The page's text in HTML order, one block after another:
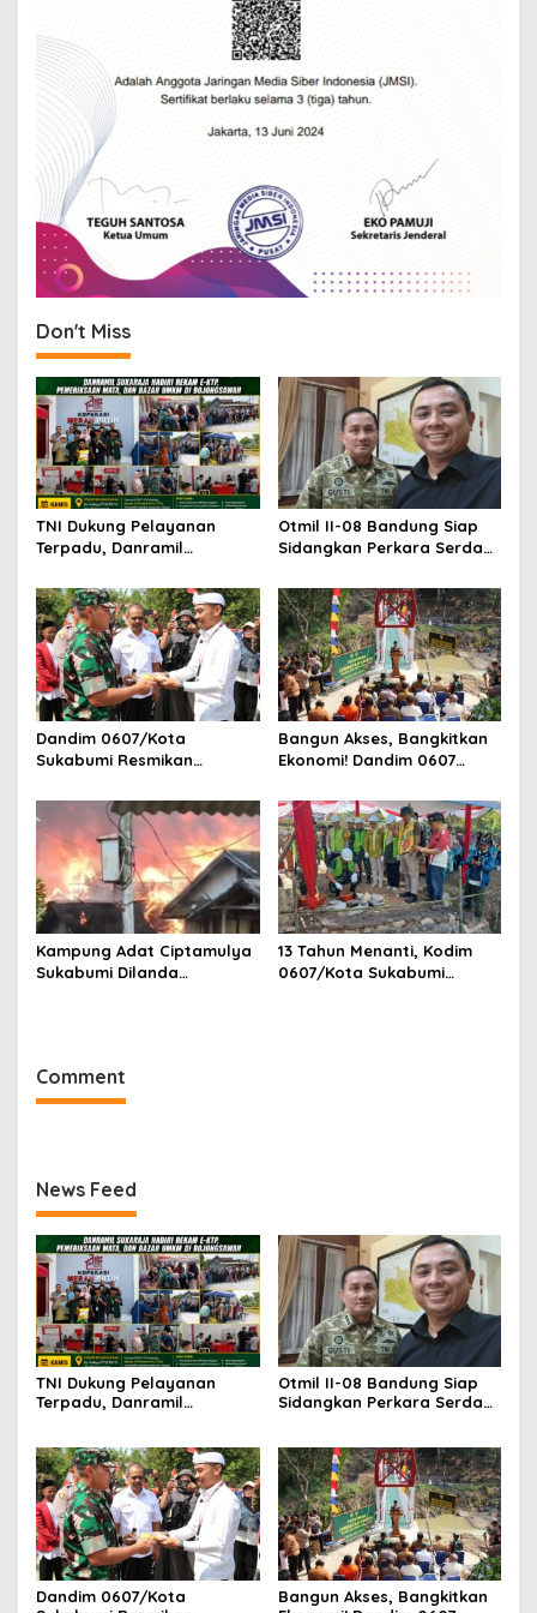
Don't Miss
TNI Dukung Pelayanan
Terpadu, Danramil
KTP, Pemeriksaan Mata,
dan Bazar UMKM
Otmil II-08 Bandung Siap
Sidangkan Perkara Serda
Korem Sunan Gunung Jati
Cirebon
Dandim 0607/Kota
Sukabumi Resmikan
Sukaresmi
Bangun Akses, Bangkitkan
Ekonomi! Dandim 0607
Garuda Cipanas Tahap V
Kampung Adat Ciptamulya
Sukabumi Dilanda
13 Tahun Menanti, Kodim
0607/Kota Sukabumi
Comment
News Feed
TNI Dukung Pelayanan
Terpadu, Danramil
dan Bazar UMKM
Otmil II-08 Bandung Siap
Sidangkan Perkara Serda
Cirebon
Dandim 0607/Kota
Bangun Akses, Bangkitkan